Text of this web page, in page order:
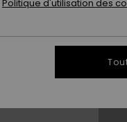
2
Politique d'utilisation des